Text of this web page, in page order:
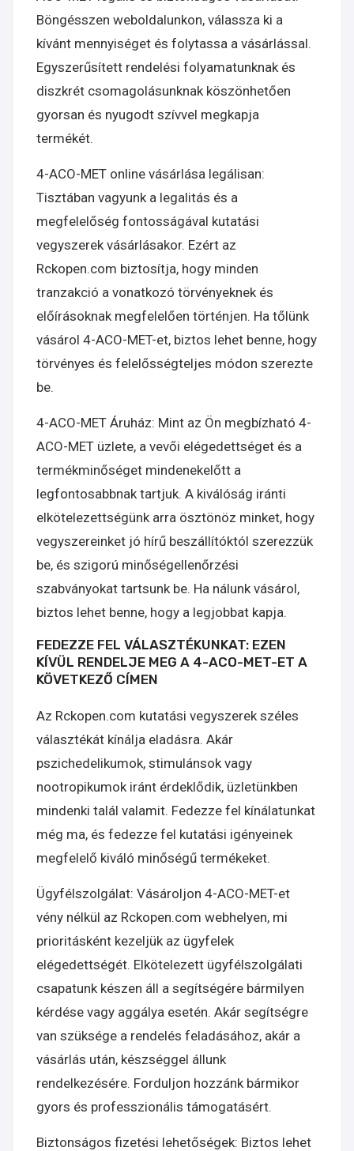
Böngésszen weboldalunkon, válassza ki a
kívánt mennyiséget és folytassa a vásárlással.
Egyszerűsített rendelési folyamatunknak és
diszkrét csomagolásunknak köszönhetően
gyorsan és nyugodt szívvel megkapja
termékét.
4-ACO-MET online vásárlása legálisan:
Tisztában vagyunk a legalitás és a
megfelelőség fontosságával kutatási
vegyszerek vásárlásakor. Ezért az
Rckopen.com biztosítja, hogy minden
tranzakció a vonatkozó törvényeknek és
előírásoknak megfelelően történjen. Ha tőlünk
vásárol 4-ACO-MET-et, biztos lehet benne, hogy
törvényes és felelősségteljes módon szerezte
be.
4-ACO-MET Áruház: Mint az Ön megbízható 4-
ACO-MET üzlete, a vevői elégedettséget és a
termékminőséget mindenekelőtt a
legfontosabbnak tartjuk. A kiválóság iránti
elkötelezettségünk arra ösztönöz minket, hogy
vegyszereinket jó hírű beszállítóktól szerezzük
be, és szigorú minőségellenőrzési
szabványokat tartsunk be. Ha nálunk vásárol,
biztos lehet benne, hogy a legjobbat kapja.
FEDEZZE FEL VÁLASZTÉKUNKAT: EZEN
KÍVÜL RENDELJE MEG A 4-ACO-MET-ET A
KÖVETKEZŐ CÍMEN
Az Rckopen.com kutatási vegyszerek széles
választékát kínálja eladásra. Akár
pszichedelikumok, stimulánsok vagy
nootropikumok iránt érdeklődik, üzletünkben
mindenki talál valamit. Fedezze fel kínálatunkat
még ma, és fedezze fel kutatási igényeinek
megfelelő kiváló minőségű termékeket.
Ügyfélszolgálat: Vásároljon 4-ACO-MET-et
vény nélkül az Rckopen.com webhelyen, mi
prioritásként kezeljük az ügyfelek
elégedettségét. Elkötelezett ügyfélszolgálati
csapatunk készen áll a segítségére bármilyen
kérdése vagy aggálya esetén. Akár segítségre
van szüksége a rendelés feladásához, akár a
vásárlás után, készséggel állunk
rendelkezésére. Forduljon hozzánk bármikor
gyors és professzionális támogatásért.
Biztonságos fizetési lehetőségek: Biztos lehet